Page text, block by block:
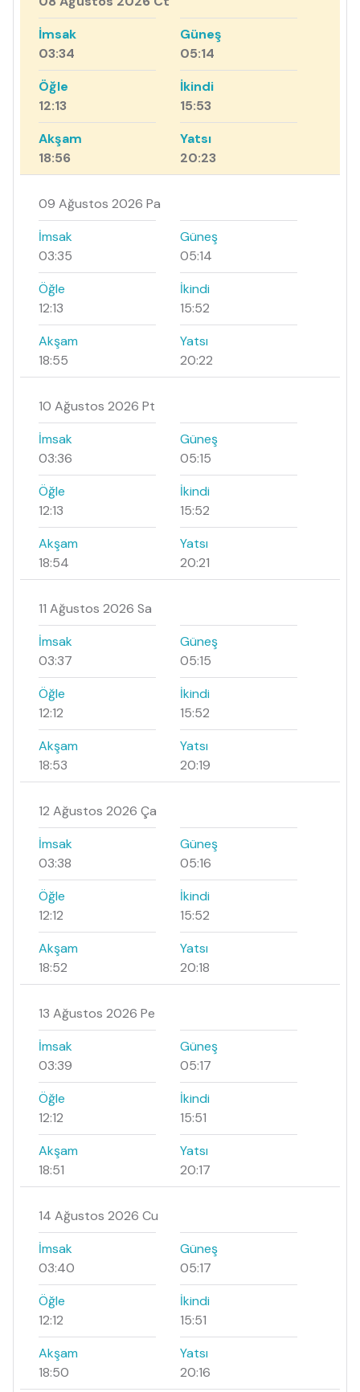
İmsak
03:34
Güneş
05:14
Öğle
12:13
İkindi
15:53
Akşam
18:56
Yatsı
20:23
09 Ağustos 2026 Pa
İmsak
03:35
Güneş
05:14
Öğle
12:13
İkindi
15:52
Akşam
18:55
Yatsı
20:22
10 Ağustos 2026 Pt
İmsak
03:36
Güneş
05:15
Öğle
12:13
İkindi
15:52
Akşam
18:54
Yatsı
20:21
11 Ağustos 2026 Sa
İmsak
03:37
Güneş
05:15
Öğle
12:12
İkindi
15:52
Akşam
18:53
Yatsı
20:19
12 Ağustos 2026 Ça
İmsak
03:38
Güneş
05:16
Öğle
12:12
İkindi
15:52
Akşam
18:52
Yatsı
20:18
13 Ağustos 2026 Pe
İmsak
03:39
Güneş
05:17
Öğle
12:12
İkindi
15:51
Akşam
18:51
Yatsı
20:17
14 Ağustos 2026 Cu
İmsak
03:40
Güneş
05:17
Öğle
12:12
İkindi
15:51
Akşam
18:50
Yatsı
20:16